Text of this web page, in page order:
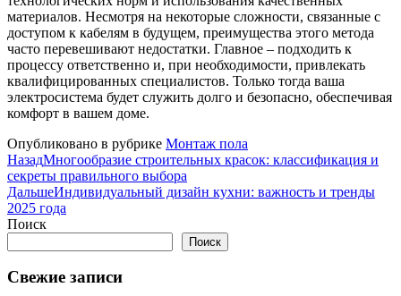
материалов. Несмотря на некоторые сложности, связанные с
доступом к кабелям в будущем, преимущества этого метода
часто перевешивают недостатки. Главное – подходить к
процессу ответственно и, при необходимости, привлекать
квалифицированных специалистов. Только тогда ваша
электросистема будет служить долго и безопасно, обеспечивая
комфорт в вашем доме.
Опубликовано в рубрике Монтаж пола
НазадМногообразие строительных красок: классификация и
секреты правильного выбора
ДальшеИндивидуальный дизайн кухни: важность и тренды
2025 года
Поиск
Поиск
Свежие записи